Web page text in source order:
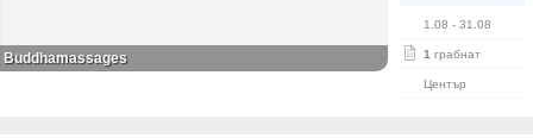
1.08 - 31.08
1 грабнат
Център
Buddhamassages